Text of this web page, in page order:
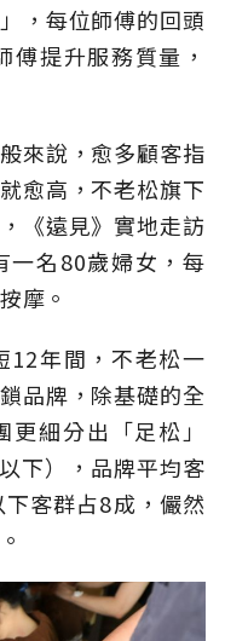
，每位師傅的回頭
提升服務質量，
來說，愈多顧客指
愈高，不老松旗下
《遠見》實地走訪
一名80歲婦女，每
摩。
12年間，不老松一
品牌，除基礎的全
細分出「足松」
下），品牌平均客
客群占8成，儼然